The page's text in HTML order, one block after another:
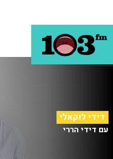
דידי לוקאלי
עם דידי הררי